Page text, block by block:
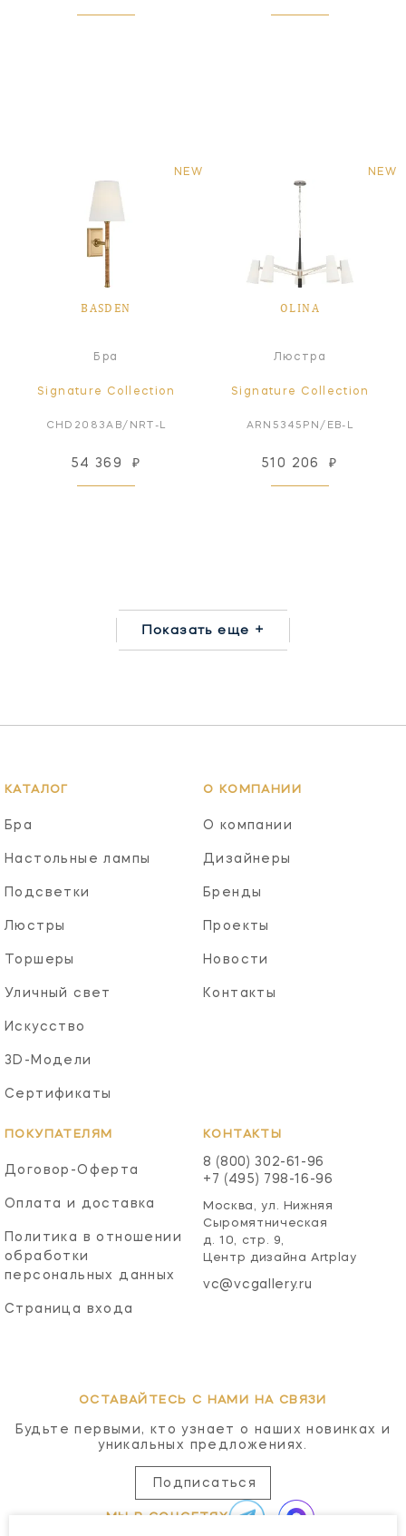
NEW
BASDEN
Бра
Signature Collection
CHD2083AB/NRT-L
54 369 ₽
NEW
OLINA
Люстра
Signature Collection
ARN5345PN/EB-L
510 206 ₽
Показать еще +
КАТАЛОГ
Бра
Настольные лампы
Подсветки
Люстры
Торшеры
Уличный свет
Искусство
3D-Модели
Сертификаты
О КОМПАНИИ
О компании
Дизайнеры
Бренды
Проекты
Новости
Контакты
ПОКУПАТЕЛЯМ
Договор-Оферта
Оплата и доставка
Политика в отношении
обработки
персональных данных
Страница входа
КОНТАКТЫ
8 (800) 302-61-96
+7 (495) 798-16-96
Москва, ул. Нижняя
Сыромятническая
д. 10, стр. 9,
Центр дизайна Artplay
vc@vcgallery.ru
ОСТАВАЙТЕСЬ С НАМИ НА СВЯЗИ
Будьте первыми, кто узнает о наших новинках и
уникальных предложениях.
Подписаться
МЫ В СОЦСЕТЯХ